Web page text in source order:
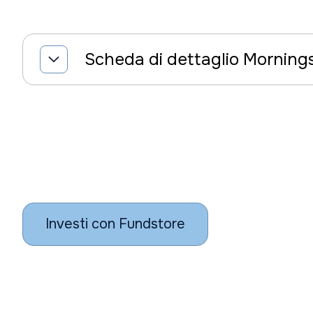
Scheda di dettaglio
Investi con Fundstore